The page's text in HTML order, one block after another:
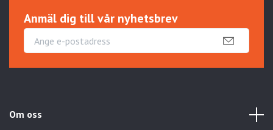
Anmäl dig till vår nyhetsbrev
Om oss